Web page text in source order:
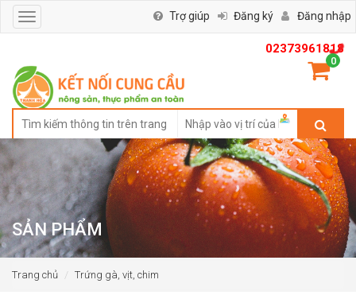
02373961818
0
Toggle
navigation
Trợ giúp Đăng ký Đăng nhập
SẢN PHẨM
Trang chủ Trứng gà, vịt, chim